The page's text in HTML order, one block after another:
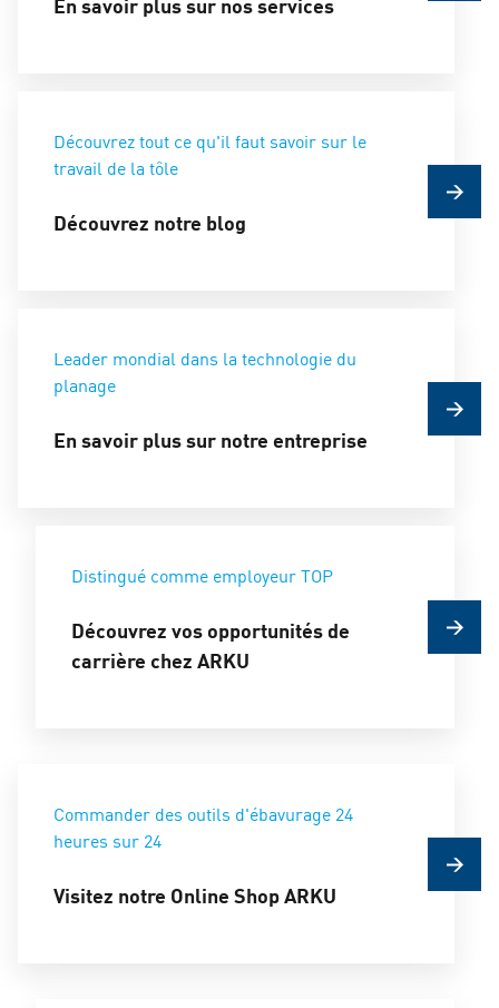
Découvrez tout ce qu'il faut savoir sur le
travail de la tôle
Découvrez notre blog
Leader mondial dans la technologie du
planage
En savoir plus sur notre entreprise
Distingué comme employeur TOP
Découvrez vos opportunités de
carrière chez ARKU
Commander des outils d'ébavurage 24
heures sur 24
Visitez notre Online Shop ARKU